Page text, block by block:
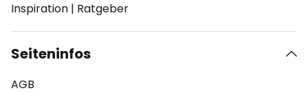
Inspiration | Ratgeber
Seiteninfos
AGB